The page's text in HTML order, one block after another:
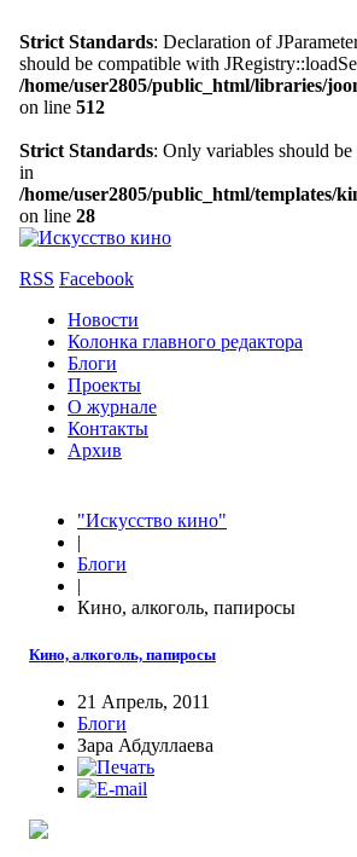
Strict Standards: Declaration of
should be compatible with
/home/user2805/public_html/libraries/
on line 512
Strict Standards: Only variables should be
in
/home/user2805/public_html/templates/
on line 28
RSS Facebook
Новости
Колонка главного редактора
Блоги
Проекты
О журнале
Контакты
Архив
"Искусство кино"
|
Блоги
|
Кино, алкоголь, папиросы
Кино, алкоголь, папиросы
21 Апрель, 2011
Блоги
Зара Абдуллаева